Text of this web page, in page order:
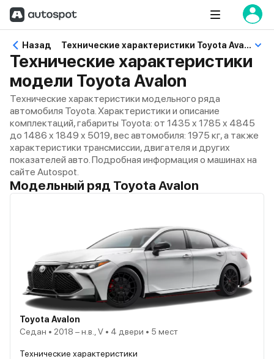
Назад Технические характеристики Toyota Avalon
Технические характеристики
модели Toyota Avalon
Технические характеристики модельного ряда
автомобиля Toyota. Характеристики и описание
комплектаций, габариты Toyota: от 1435 x 1785 x 4845
до 1486 x 1849 x 5019, вес автомобиля: 1975 кг, а также
характеристики трансмиссии, двигателя и других
показателей авто. Подробная информация о машинах на
сайте Autospot.
Модельный ряд Toyota Avalon
Toyota Avalon
Седан • 2018 – н.в., V • 4 двери • 5 мест
Технические характеристики